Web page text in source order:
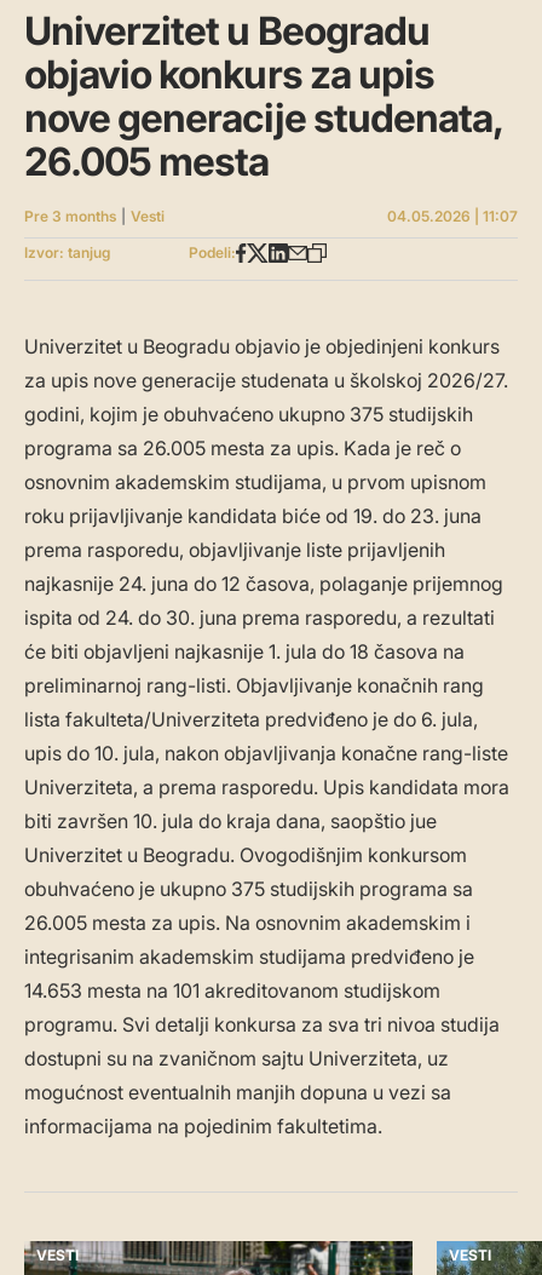
Univerzitet u Beogradu
objavio konkurs za upis
nove generacije studenata,
26.005 mesta
Pre 3 months Vesti
04.05.2026 | 11:07
Izvor: tanjug
Podeli:
Univerzitet u Beogradu objavio je objedinjeni konkurs
za upis nove generacije studenata u školskoj 2026/27.
godini, kojim je obuhvaćeno ukupno 375 studijskih
programa sa 26.005 mesta za upis. Kada je reč o
osnovnim akademskim studijama, u prvom upisnom
roku prijavljivanje kandidata biće od 19. do 23. juna
prema rasporedu, objavljivanje liste prijavljenih
najkasnije 24. juna do 12 časova, polaganje prijemnog
ispita od 24. do 30. juna prema rasporedu, a rezultati
će biti objavljeni najkasnije 1. jula do 18 časova na
preliminarnoj rang-listi. Objavljivanje konačnih rang
lista fakulteta/Univerziteta predviđeno je do 6. jula,
upis do 10. jula, nakon objavljivanja konačne rang-liste
Univerziteta, a prema rasporedu. Upis kandidata mora
biti završen 10. jula do kraja dana, saopštio jue
Univerzitet u Beogradu. Ovogodišnjim konkursom
obuhvaćeno je ukupno 375 studijskih programa sa
26.005 mesta za upis. Na osnovnim akademskim i
integrisanim akademskim studijama predviđeno je
14.653 mesta na 101 akreditovanom studijskom
programu. Svi detalji konkursa za sva tri nivoa studija
dostupni su na zvaničnom sajtu Univerziteta, uz
mogućnost eventualnih manjih dopuna u vezi sa
informacijama na pojedinim fakultetima.
VESTI VESTI